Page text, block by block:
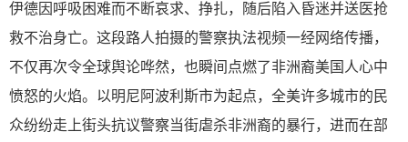
伊德因呼吸困难而不断哀求、挣扎，随后陷入昏迷并送医抢
救不治身亡。这段路人拍摄的警察执法视频一经网络传播，
不仅再次令全球舆论哗然，也瞬间点燃了非洲裔美国人心中
愤怒的火焰。以明尼阿波利斯市为起点，全美许多城市的民
众纷纷走上街头抗议警察当街虐杀非洲裔的暴行，进而在部